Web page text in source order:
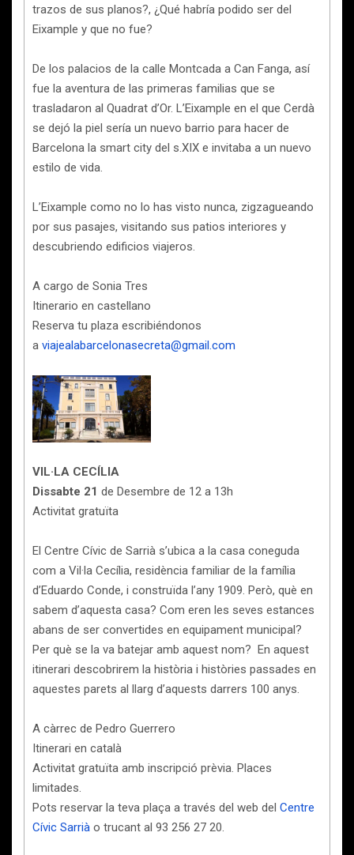
trazos de sus planos?, ¿Qué habría podido ser del
Eixample y que no fue?
De los palacios de la calle Montcada a Can Fanga, así
fue la aventura de las primeras familias que se
trasladaron al Quadrat d’Or. L’Eixample en el que Cerdà
se dejó la piel sería un nuevo barrio para hacer de
Barcelona la smart city del s.XIX e invitaba a un nuevo
estilo de vida.
L’Eixample como no lo has visto nunca, zigzagueando
por sus pasajes, visitando sus patios interiores y
descubriendo edificios viajeros.
A cargo de Sonia Tres
Itinerario en castellano
Reserva tu plaza escribiéndonos
a viajealabarcelonasecreta@gmail.com
VIL·LA CECÍLIA
Dissabte 21 de Desembre de 12 a 13h
Activitat gratuïta
El Centre Cívic de Sarrià s’ubica a la casa coneguda
com a Vil·la Cecília, residència familiar de la família
d’Eduardo Conde, i construïda l’any 1909. Però, què en
sabem d’aquesta casa? Com eren les seves estances
abans de ser convertides en equipament municipal?
Per què se la va batejar amb aquest nom? En aquest
itinerari descobrirem la història i històries passades en
aquestes parets al llarg d’aquests darrers 100 anys.
A càrrec de Pedro Guerrero
Itinerari en català
Activitat gratuïta amb inscripció prèvia. Places
limitades.
Pots reservar la teva plaça a través del web del Centre
Cívic Sarrià o trucant al 93 256 27 20.